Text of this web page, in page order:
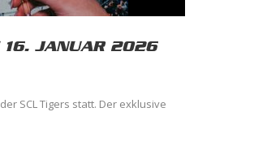
16. JANUAR 2026
SCL Tigers statt. Der exklusive